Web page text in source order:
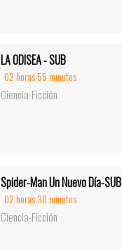
LA ODISEA - SUB
02 horas 55 minutos
Ciencia-Ficción
Spider-Man Un Nuevo Día-SUB
02 horas 30 minutos
Ciencia-Ficción